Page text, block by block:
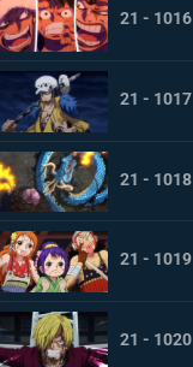
21 - 1016
21 - 1017
21 - 1018
21 - 1019
21 - 1020